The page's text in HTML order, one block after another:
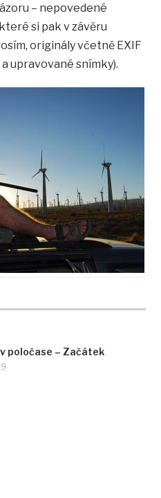
poločase – Začátek
– nepovedené
si pak v závěru
originály včetně EXIF
upravované snímky).